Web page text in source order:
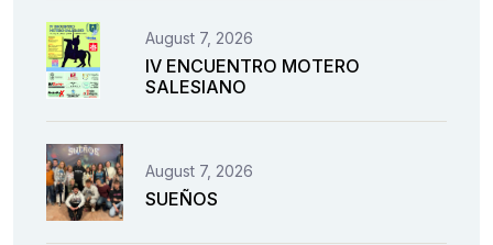
August 7, 2026
IV ENCUENTRO MOTERO
SALESIANO
August 7, 2026
SUEÑOS